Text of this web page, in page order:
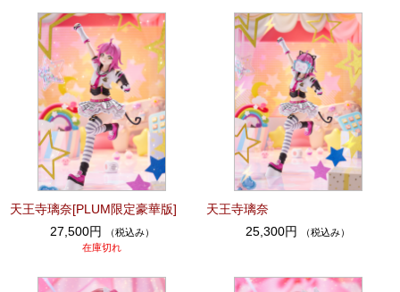
天王寺璃奈[PLUM限定豪華版]
27,500円
（税込み）
在庫切れ
天王寺璃奈
25,300円
（税込み）